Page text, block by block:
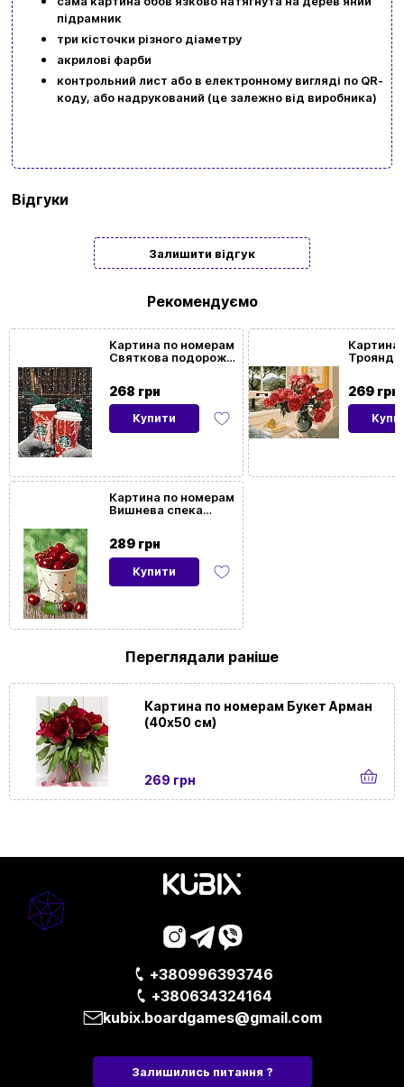
підрамник
три кісточки різного діаметру
акрилові фарби
контрольний лист або в електронному вигляді по QR-
коду, або надрукований (це залежно від виробника)
картини
40x50
Орієнтація
картини
Вертикальна
Так
Відгуки
Залишити відгук
Рекомендуємо
268 грн
Картина по номерам
Святкова подорож
Купити
289 грн
Картина по номерам
Вишнева спека
Купити
269 грн
Картина
Троянди
Переглядали раніше
Картина по номерам Букет Арман
(40х50 см)
269 грн
+380996393746
+380634324164
kubix.boardgames@gmail.com
Залишились питання ?